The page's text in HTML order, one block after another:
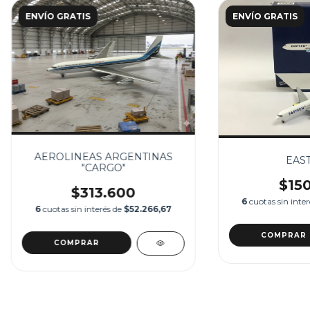
ENVÍO GRATIS
AEROLINEAS ARGENTINAS
"CARGO"
$313.600
6 cuotas sin interés de $52.266,67
ENVÍO GRATIS
6 cuotas sin